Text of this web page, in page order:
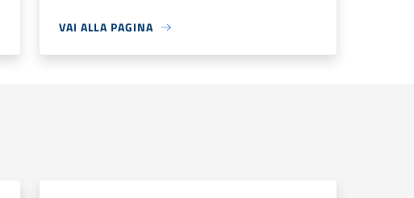
VAI ALLA PAGINA